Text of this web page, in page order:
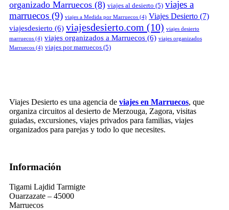
organizado Marruecos (8) viajes al desierto (5) viajes a
marruecos (9) viajes a Medida por Marruecos (4) Viajes Desierto (7)
viajesdesierto (6) viajesdesierto.com (10) viajes desierto
marruecos (4) viajes organizados a Marruecos (6) viajes organizados
Marruecos (4) viajes por marruecos (5)
Viajes Desierto es una agencia de viajes en Marruecos, que
organiza circuitos al desierto de Merzouga, Zagora, visitas
guiadas, excursiones, viajes privados para familias, viajes
organizados para parejas y todo lo que necesites.
Información
Tigami Lajdid Tarmigte
Ouarzazate – 45000
Marruecos